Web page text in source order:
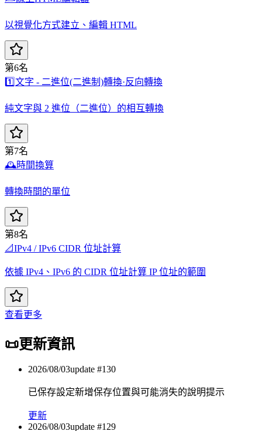
以視覺化方式建立、編輯 HTML
第6名
1️⃣文字 - 二進位(二進制)轉換·反向轉換
純文字與 2 進位（二進位）的相互轉換
第7名
🕰️時間換算
轉換時間的單位
第8名
📐IPv4 / IPv6 CIDR 位址計算
依據 IPv4、IPv6 的 CIDR 位址計算 IP 位址的範圍
查看更多
📜更新資訊
2026/08/03update #130
已保存設定新增保存位置與可能消失的說明提示
更新
2026/08/03update #129